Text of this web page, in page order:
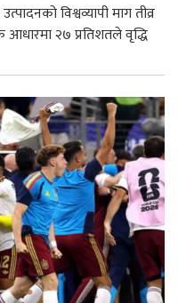
विश्वव्यापी माग तीव्र
आधारमा २७ प्रतिशतले वृद्धि